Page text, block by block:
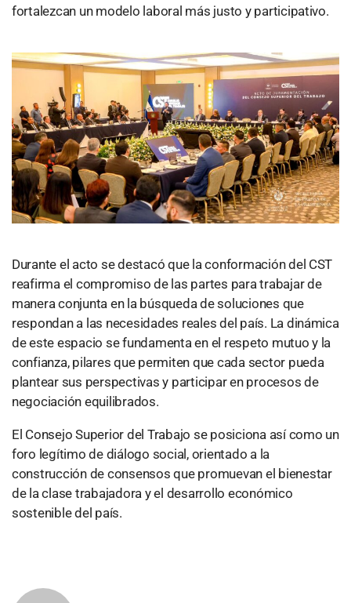
fortalezcan un modelo laboral más justo y participativo.
Durante el acto se destacó que la conformación del CST
reafirma el compromiso de las partes para trabajar de
manera conjunta en la búsqueda de soluciones que
respondan a las necesidades reales del país. La dinámica
de este espacio se fundamenta en el respeto mutuo y la
confianza, pilares que permiten que cada sector pueda
plantear sus perspectivas y participar en procesos de
negociación equilibrados.
El Consejo Superior del Trabajo se posiciona así como un
foro legítimo de diálogo social, orientado a la
construcción de consensos que promuevan el bienestar
de la clase trabajadora y el desarrollo económico
sostenible del país.